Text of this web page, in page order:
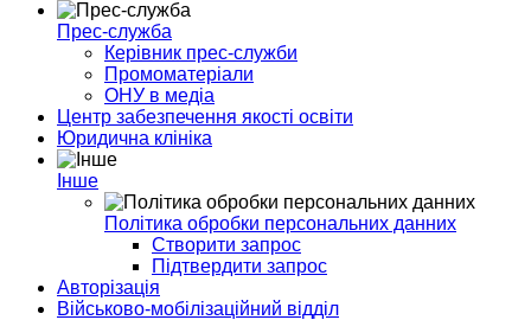
Прес-служба
Керівник прес-служби
Промоматерiали
ОНУ в медіа
Центр забезпечення якості освіти
Юридична клініка
Інше
Політика обробки персональних данних
Створити запрос
Підтвердити запрос
Авторізація
Військово-мобілізаційний відділ